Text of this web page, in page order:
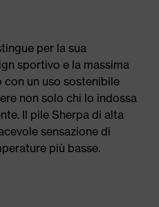
per la sua
sportivo e la massima
un uso sostenibile
non solo chi lo indossa
Il pile Sherpa di alta
sensazione di
più basse.